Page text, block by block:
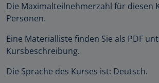
Die Maximalteilnehmerzahl für diesen
Personen.
Eine Materialliste finden Sie als PDF
Kursbeschreibung.
Die Sprache des Kurses ist: Deutsch.